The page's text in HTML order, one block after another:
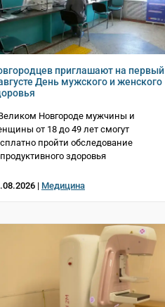
приглашают на первый
День мужского и женского
Новгороде мужчины и
от 18 до 49 лет смогут
пройти обследование
здоровья
| Медицина